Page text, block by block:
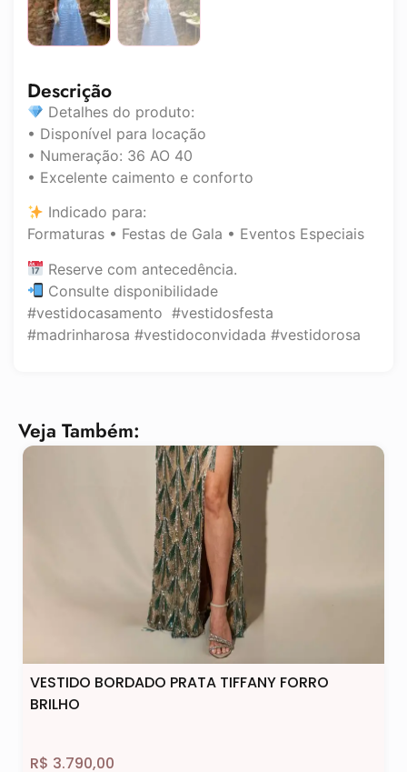
Descrição
Detalhes do produto:
• Disponível para locação
• Numeração: 36 AO 40
• Excelente caimento e conforto
Indicado para:
Formaturas • Festas de Gala • Eventos Especiais
Reserve com antecedência.
Consulte disponibilidade
#vestidocasamento #vestidosfesta
#madrinharosa #vestidoconvidada #vestidorosa
Veja Também:
VESTIDO BORDADO PRATA TIFFANY FORRO
BRILHO
R$ 3.790,00